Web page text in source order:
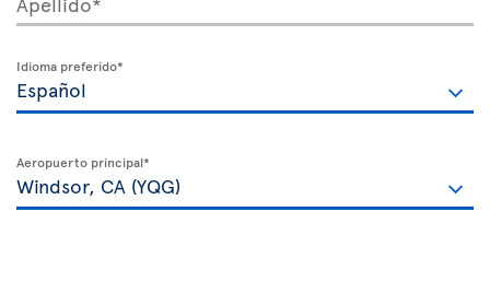
Idioma preferido*
Aeropuerto principal*